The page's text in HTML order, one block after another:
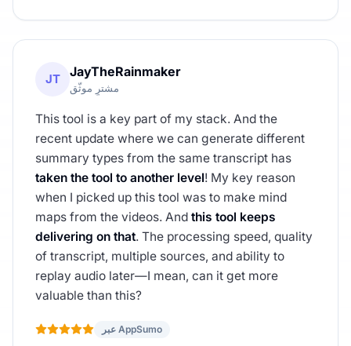
JT JayTheRainmaker
مشترٍ موثّق
This tool is a key part of my stack. And the
recent update where we can generate different
summary types from the same transcript has
taken the tool to another level! My key reason
when I picked up this tool was to make mind
maps from the videos. And this tool keeps
delivering on that. The processing speed, quality
of transcript, multiple sources, and ability to
replay audio later—I mean, can it get more
valuable than this?
عبر AppSumo